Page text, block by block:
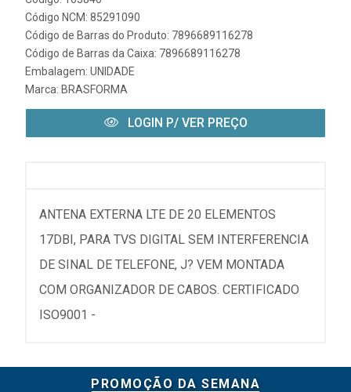
Código NCM: 85291090
Código de Barras do Produto: 7896689116278
Código de Barras da Caixa: 7896689116278
Embalagem: UNIDADE
Marca: BRASFORMA
LOGIN P/ VER PREÇO
ANTENA EXTERNA LTE DE 20 ELEMENTOS
17DBI, PARA TVS DIGITAL SEM INTERFERENCIA
DE SINAL DE TELEFONE, J? VEM MONTADA
COM ORGANIZADOR DE CABOS. CERTIFICADO
ISO9001 -
PROMOÇÃO DA SEMANA